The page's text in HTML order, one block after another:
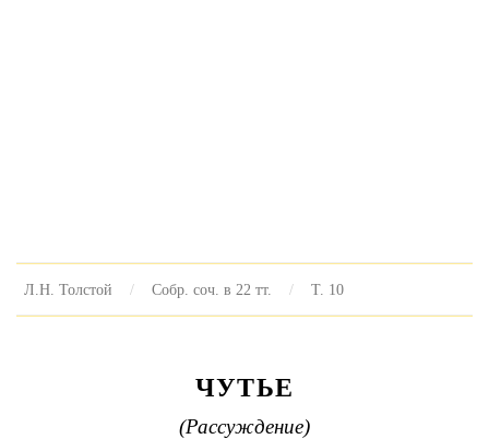
Л.Н. Толстой Собр. соч. в 22 тт. Т. 10
ЧУТЬЕ
(Рассуждение)